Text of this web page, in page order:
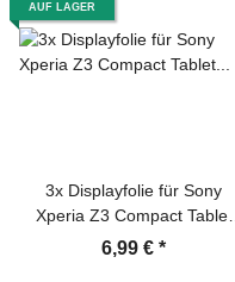
AUF LAGER
3x Displayfolie für Sony
Xperia Z3 Compact Tablet
Displayschutzfolie HD KLAR
6,99 € *